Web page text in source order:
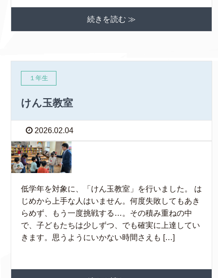
続きを読む ≫
１年生
けん玉教室
2026.02.04
低学年を対象に、「けん玉教室」を行いました。 は
じめから上手な人はいません。何度失敗してもあき
らめず、もう一度挑戦する…。その積み重ねの中
で、子どもたちは少しずつ、でも確実に上達してい
きます。思うようにいかない時間さえも […]